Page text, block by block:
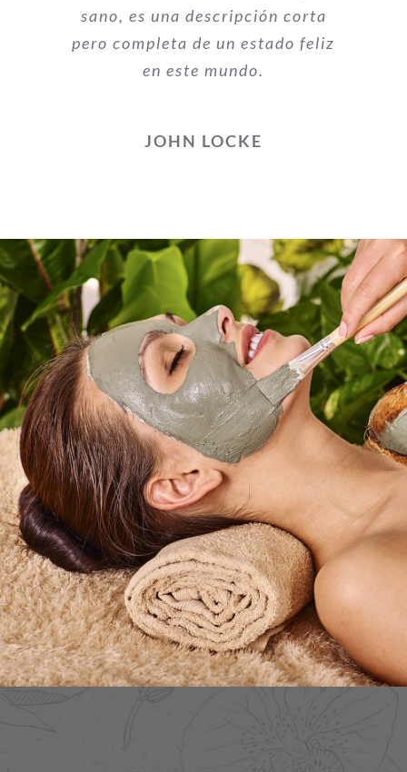
sano, es una descripción corta
pero completa de un estado feliz
en este mundo.
JOHN LOCKE